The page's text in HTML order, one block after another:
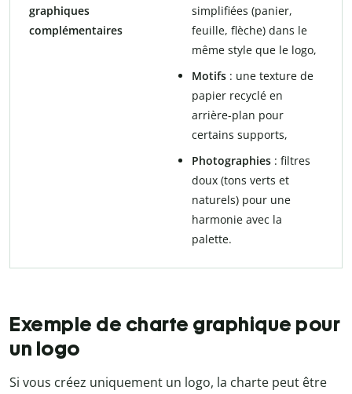
graphiques
complémentaires
simplifiées (panier,
feuille, flèche) dans le
même style que le logo,
Motifs : une texture de
papier recyclé en
arrière-plan pour
certains supports,
Photographies : filtres
doux (tons verts et
naturels) pour une
harmonie avec la
palette.
Exemple de charte graphique pour
un logo
Si vous créez uniquement un logo, la charte peut être